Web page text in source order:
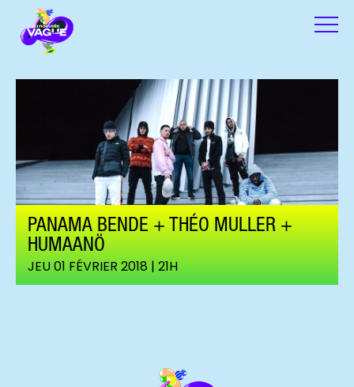
PANAMA BENDE + THÉO MULLER +
HUMAANÖ
JEU 01 FÉVRIER 2018 | 21H